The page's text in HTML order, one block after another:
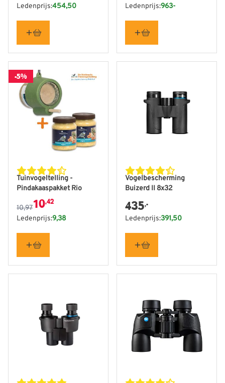
Ledenprijs:454,50 Ledenprijs:963-
-5%
Tuinvogeltelling -
Pindakaaspakket Rio
De prijs is afhankelijk van de gekozen opties op de
10,9710,42
Ledenprijs:9,38
Vogelbescherming
Buizerd II 8x32
435,-
Ledenprijs:391,50